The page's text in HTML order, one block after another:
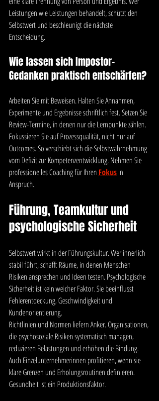
Leistungen wie Leistungen behandelt, schützt den
Selbstwert und beschleunigt die nächste
Entscheidung.
Wie lassen sich Impostor-
Gedanken praktisch entschärfen?
Arbeiten Sie mit Beweisen. Halten Sie Annahmen,
Experimente und Ergebnisse schriftlich fest. Setzen Sie
Review-Termine, in denen nur die Lernpunkte zählen.
Fokussieren Sie auf Prozessqualität, nicht nur auf
Outcomes. So verschiebt sich die Selbstwahrnehmung
vom Defizit zur Kompetenzentwicklung. Nehmen Sie
professionelles Coaching für Ihren Fokus in
Anspruch.
Führung, Teamkultur und
psychologische Sicherheit
Selbstwert wirkt in der Führungskultur. Wer innerlich
stabil führt, schafft Räume, in denen Menschen
Risiken ansprechen und Ideen testen. Psychologische
Sicherheit ist kein weicher Faktor. Sie beeinflusst
Fehlerentdeckung, Geschwindigkeit und
Kundenorientierung.
Richtlinien und Normen liefern Anker. Organisationen,
die psychosoziale Risiken systematisch managen,
reduzieren Belastungen und erhöhen die Bindung.
Auch Einzelunternehmerinnen profitieren, wenn sie
klare Grenzen und Erholungsroutinen definieren.
Gesundheit ist ein Produktionsfaktor.